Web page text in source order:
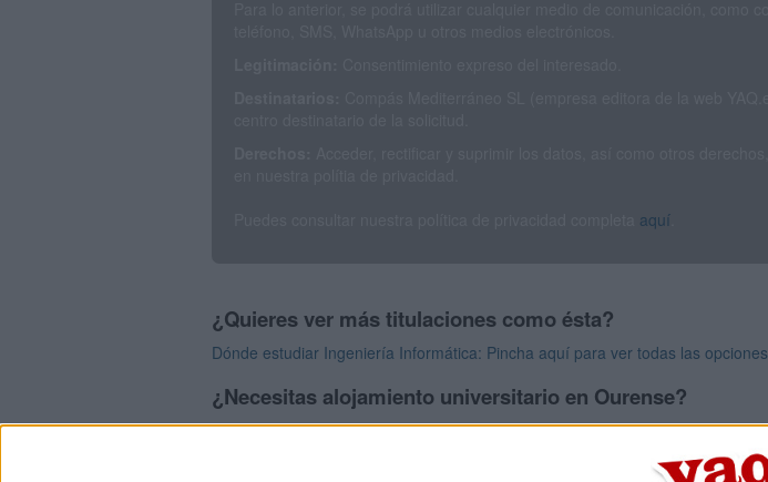
aquí
¿Quieres ver más titulaciones como ésta?
Dónde estudiar Ingeniería Informática: Pincha aquí para ver todas las opciones
¿Necesitas alojamiento universitario en Ourense?
>> Residencias de estudiantes y colegios mayores en Ourense